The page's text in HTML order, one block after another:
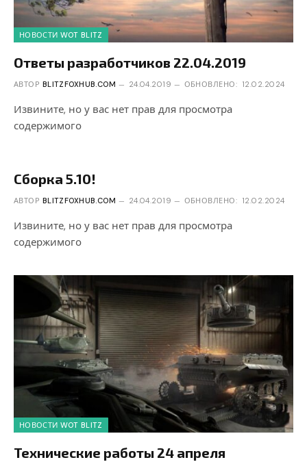
НОВОСТИ WOT BLITZ
Ответы разработчиков 22.04.2019
АВТОР BLITZFOXHUB.COM 24.04.2019 ОБНОВЛЕНО: 12.02.2024
Извините, но у вас нет прав для просмотра
содержимого
Сборка 5.10!
АВТОР BLITZFOXHUB.COM 24.04.2019 ОБНОВЛЕНО: 12.02.2024
Извините, но у вас нет прав для просмотра
содержимого
НОВОСТИ WOT BLITZ
Технические работы 24 апреля